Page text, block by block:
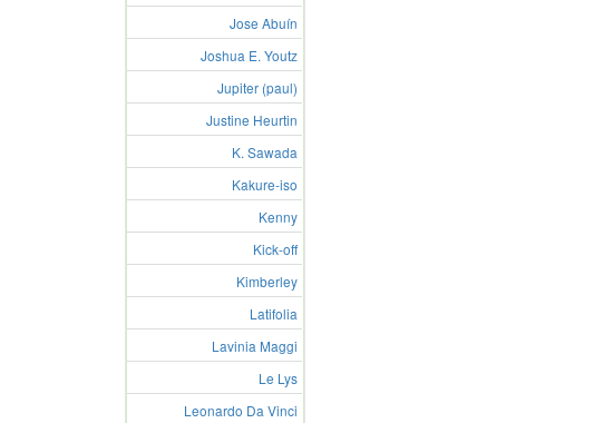
Jose Abuín
Joshua E. Youtz
Jupiter (paul)
Justine Heurtin
K. Sawada
Kakure-iso
Kenny
Kick-off
Kimberley
Latifolia
Lavinia Maggi
Le Lys
Leonardo Da Vinci